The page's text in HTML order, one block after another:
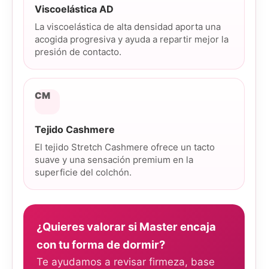
Viscoelástica AD
La viscoelástica de alta densidad aporta una
acogida progresiva y ayuda a repartir mejor la
presión de contacto.
CM
Tejido Cashmere
El tejido Stretch Cashmere ofrece un tacto
suave y una sensación premium en la
superficie del colchón.
¿Quieres valorar si Master encaja
con tu forma de dormir?
Te ayudamos a revisar firmeza, base